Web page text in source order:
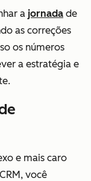
a jornada de
as correções
os números
a estratégia e
e mais caro
você